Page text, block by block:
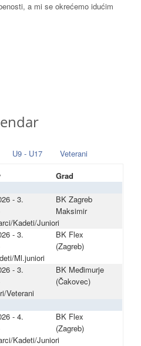
a mi se okrećemo idućim
U9 - U17
Veterani
Grad
- 3.
Kadeti/Juniori
BK Zagreb
Maksimir
- 3.
Ml.juniori
BK Flex
(Zagreb)
- 3.
Veterani
BK Međimurje
(Čakovec)
- 4.
Kadeti/Juniori
BK Flex
(Zagreb)